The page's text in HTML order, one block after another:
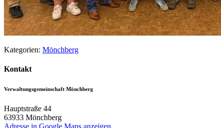
Kategorien: Mönchberg
Kontakt
Verwaltungsgemeinschaft Mönchberg
Hauptstraße 44
63933 Mönchberg
Adresse in Google Maps anzeigen